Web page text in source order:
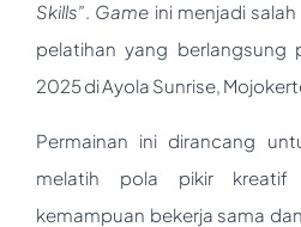
Skills”. Game ini menjadi
pelatihan yang berlangsung
2025 di Ayola Sunrise,
Permainan ini dirancang
melatih pola pikir kreatif
kemampuan bekerja sama